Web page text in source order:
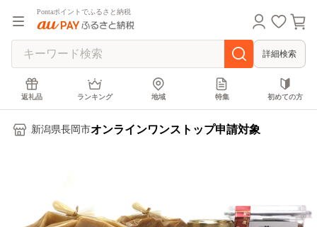
Pontaポイントでふるさと納税
詳細検索
返礼品 ランキング 地域 特集 初めての方
新潟県長岡市オンラインワンストップ申請対象